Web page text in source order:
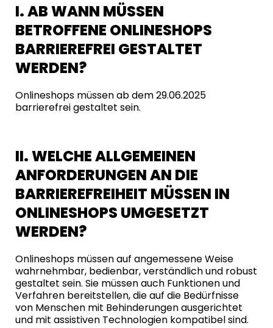
I. AB WANN MÜSSEN
BETROFFENE ONLINESHOPS
BARRIEREFREI GESTALTET
WERDEN?
Onlineshops müssen ab dem 29.06.2025
barrierefrei gestaltet sein.
II. WELCHE ALLGEMEINEN
ANFORDERUNGEN AN DIE
BARRIEREFREIHEIT MÜSSEN IN
ONLINESHOPS UMGESETZT
WERDEN?
Onlineshops müssen auf angemessene Weise
wahrnehmbar, bedienbar, verständlich und robust
gestaltet sein. Sie müssen auch Funktionen und
Verfahren bereitstellen, die auf die Bedürfnisse
von Menschen mit Behinderungen ausgerichtet
und mit assistiven Technologien kompatibel sind.